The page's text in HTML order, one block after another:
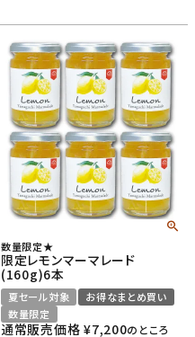
数量限定★
限定レモンマーマレード
(160g)6本
夏セール対象
お得なまとめ買い
数量限定
通常販売価格 ¥7,200のところ